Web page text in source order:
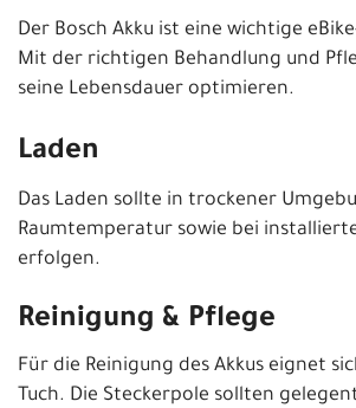
Der Bosch Akku ist eine wichtige
Mit der richtigen Behandlung und
seine Lebensdauer optimieren.
Laden
Das Laden sollte in trockener
Raumtemperatur sowie bei
erfolgen.
Reinigung & Pflege
Für die Reinigung des Akkus eignet
Tuch. Die Steckerpole sollten